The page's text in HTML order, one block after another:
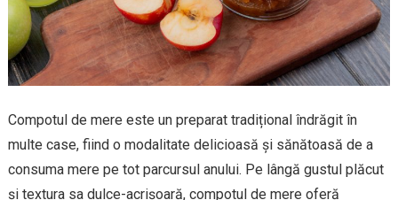
Compotul de mere este un preparat tradițional îndrăgit în
multe case, fiind o modalitate delicioasă și sănătoasă de a
consuma mere pe tot parcursul anului. Pe lângă gustul plăcut
și textura sa dulce-acrișoară, compotul de mere oferă